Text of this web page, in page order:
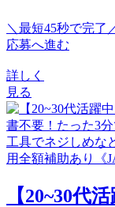
＼最短45秒で完了
応募へ進む
詳しく
見る
【20~30代